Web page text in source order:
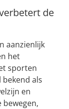
de
aanzienlijk
het
sporten
als
en